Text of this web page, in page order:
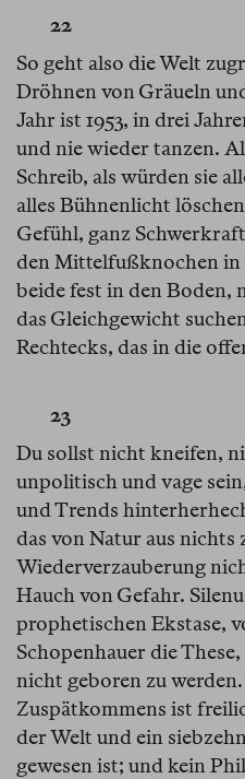
22
So geht also die Welt
Dröhnen von Gräueln
Jahr ist 1953, in drei
und nie wieder tanzen.
Schreib, als würden sie
alles Bühnenlicht
Gefühl, ganz
den Mittelfußknochen in
beide fest in den Boden,
das Gleichgewicht
Rechtecks, das in die
23
Du sollst nicht kneifen,
unpolitisch und vage
und Trends
das von Natur aus nichts
Wiederverzauberung
Hauch von Gefahr.
prophetischen Ekstase,
Schopenhauer die
nicht geboren zu
Zuspätkommens ist
der Welt und ein
gewesen ist; und kein